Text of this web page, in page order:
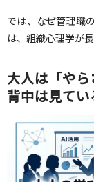
では、なぜ管理職
は、組織心理学が
大人は「や
背中は見てい